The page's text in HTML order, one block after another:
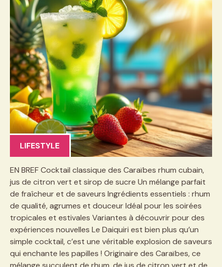
LIFESTYLE
EN BREF Cocktail classique des Caraïbes rhum cubain,
jus de citron vert et sirop de sucre Un mélange parfait
de fraîcheur et de saveurs Ingrédients essentiels : rhum
de qualité, agrumes et douceur Idéal pour les soirées
tropicales et estivales Variantes à découvrir pour des
expériences nouvelles Le Daiquiri est bien plus qu’un
simple cocktail, c’est une véritable explosion de saveurs
qui enchante les papilles ! Originaire des Caraïbes, ce